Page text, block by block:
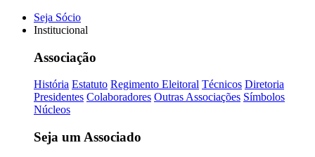
Seja Sócio
Institucional
Associação
História Estatuto Regimento Eleitoral Técnicos Diretoria
Presidentes Colaboradores Outras Associações Símbolos
Núcleos
Seja um Associado